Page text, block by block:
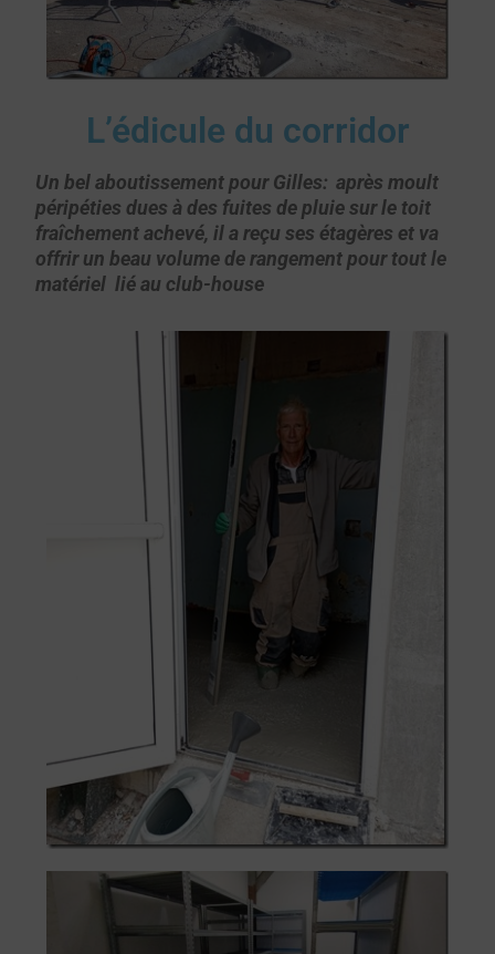
L’édicule du corridor
Un bel aboutissement pour Gilles: après moult
péripéties dues à des fuites de pluie sur le toit
fraîchement achevé, il a reçu ses étagères et va
offrir un beau volume de rangement pour tout le
matériel lié au club-house